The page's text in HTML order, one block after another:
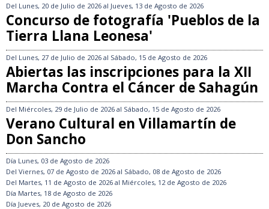
Del Lunes, 20 de Julio de 2026 al Jueves, 13 de Agosto de 2026
Concurso de fotografía 'Pueblos de la
Tierra Llana Leonesa'
Del Lunes, 27 de Julio de 2026 al Sábado, 15 de Agosto de 2026
Abiertas las inscripciones para la XII
Marcha Contra el Cáncer de Sahagún
Del Miércoles, 29 de Julio de 2026 al Sábado, 15 de Agosto de 2026
Verano Cultural en Villamartín de
Don Sancho
Día Lunes, 03 de Agosto de 2026
Del Viernes, 07 de Agosto de 2026 al Sábado, 08 de Agosto de 2026
Del Martes, 11 de Agosto de 2026 al Miércoles, 12 de Agosto de 2026
Día Martes, 18 de Agosto de 2026
Día Jueves, 20 de Agosto de 2026